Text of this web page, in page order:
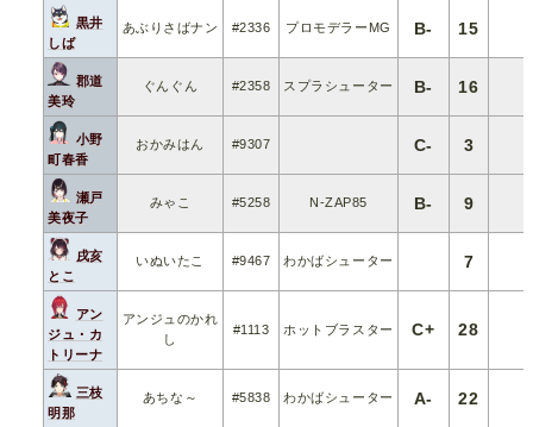
黒井
しば
あぶりさばナン #2336 プロモデラーMG B- 15
郡道
美玲
ぐんぐん #2358 スプラシューター B- 16
小野
町春香
おかみはん #9307 C- 3
瀬戸
美夜子
みゃこ #5258 N-ZAP85 B- 9
戌亥
とこ
いぬいたこ #9467 わかばシューター 7
アン
ジュ・カ
トリーナ
アンジュのかれ
し
#1113 ホットブラスター C+ 28
三枝
明那
あちな～ #5838 わかばシューター A- 22